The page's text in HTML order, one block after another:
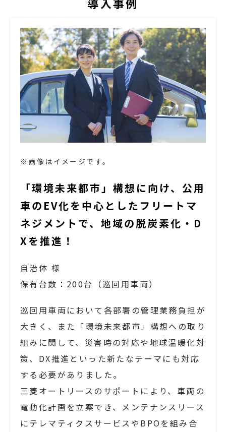
※画像はイメージです。
「環境未来都市」構想に向け、公用
車のEV化を中心としたフリートマ
ネジメントで、地域の脱炭素化・D
Xを推進！
自治体 様
保有台数：200台（巡回用車両）
巡回用車両において各部署の管理業務負担が
大きく、また「環境未来都市」構想への取り
組みに関して、災害時の対応や地球温暖化対
策、DX推進といった新たなテーマにも対応
する必要がありました。
三菱オートリースのサポートにより、車両の
電動化計画を立案でき、メンテナンスリース
にテレマティクスサービスやBPOを組み合